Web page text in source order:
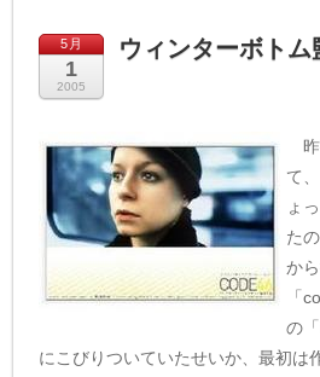
5月
1
2005
ウィンターボト
昨
て
ょ
た
か
「
の
にこびりついていたせいか、最初は